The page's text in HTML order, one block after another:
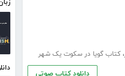
، کتاب گویا در سکوت یک شهر
دانلود کتاب صوتی